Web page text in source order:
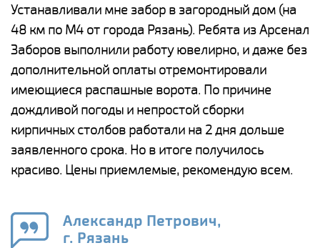
Устанавливали мне забор в загородный дом (на
48 км по М4 от города Рязань). Ребята из Арсенал
Заборов выполнили работу ювелирно, и даже без
дополнительной оплаты отремонтировали
имеющиеся распашные ворота. По причине
дождливой погоды и непростой сборки
кирпичных столбов работали на 2 дня дольше
заявленного срока. Но в итоге получилось
красиво. Цены приемлемые, рекомендую всем.
Александр Петрович,
г. Рязань